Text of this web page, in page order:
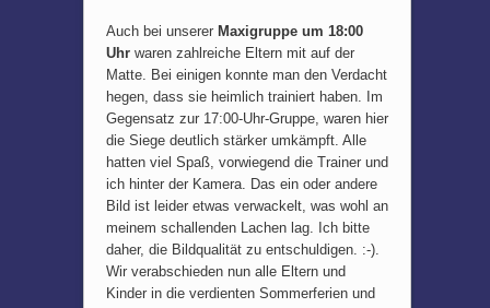
Auch bei unserer Maxigruppe um 18:00
Uhr waren zahlreiche Eltern mit auf der
Matte. Bei einigen konnte man den Verdacht
hegen, dass sie heimlich trainiert haben. Im
Gegensatz zur 17:00-Uhr-Gruppe, waren hier
die Siege deutlich stärker umkämpft. Alle
hatten viel Spaß, vorwiegend die Trainer und
ich hinter der Kamera. Das ein oder andere
Bild ist leider etwas verwackelt, was wohl an
meinem schallenden Lachen lag. Ich bitte
daher, die Bildqualität zu entschuldigen. :-).
Wir verabschieden nun alle Eltern und
Kinder in die verdienten Sommerferien und